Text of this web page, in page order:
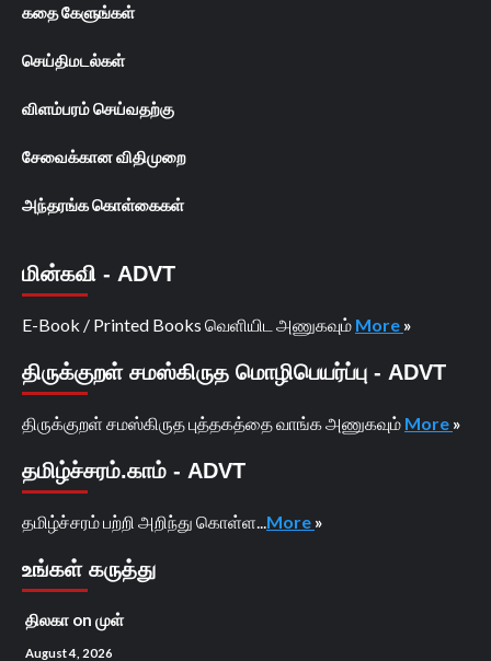
கதை கேளுங்கள்
செய்திமடல்கள்
விளம்பரம் செய்வதற்கு
சேவைக்கான விதிமுறை
அந்தரங்க கொள்கைகள்
மின்கவி - ADVT
E-Book / Printed Books வெளியிட அணுகவும் More »
திருக்குறள் சமஸ்கிருத மொழிபெயர்ப்பு - ADVT
திருக்குறள் சமஸ்கிருத புத்தகத்தை வாங்க அணுகவும் More »
தமிழ்ச்சரம்.காம் - ADVT
தமிழ்ச்சரம் பற்றி அறிந்து கொள்ள... More »
உங்கள் கருத்து
திலகா on முள்
August 4, 2026